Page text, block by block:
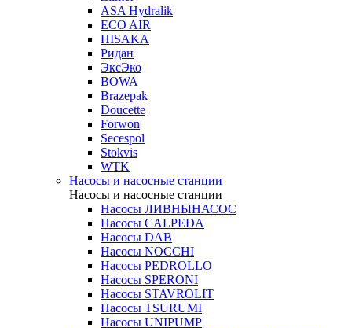
ASA Hydralik
ECO AIR
HISAKA
Ридан
ЭксЭко
BOWA
Brazepak
Doucette
Forwon
Secespol
Stokvis
WTK
Насосы и насосные станции
Насосы и насосные станции
Насосы ЛИВНЫНАСОС
Насосы CALPEDA
Насосы DAB
Насосы NOCCHI
Насосы PEDROLLO
Насосы SPERONI
Насосы STAVROLIT
Насосы TSURUMI
Насосы UNIPUMP